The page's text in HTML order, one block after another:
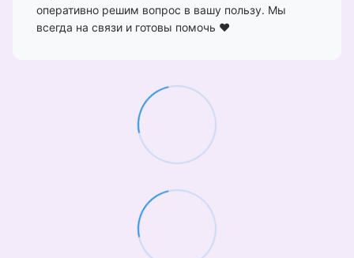
оперативно решим вопрос в вашу пользу. Мы
всегда на связи и готовы помочь ❤️